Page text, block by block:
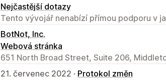
Nejčastější dotazy
Tento vývojář nenabízí přímou podporu v
BotNot, Inc.
Webová stránka
651 North Broad Street, Suite 206,
21. červenec 2022 · Protokol změn